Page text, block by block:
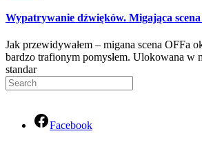
Wypatrywanie dźwięków. Migająca
Jak przewidywałem – migana scena OFFa
bardzo trafionym pomysłem. Ulokowana w
standar
Facebook